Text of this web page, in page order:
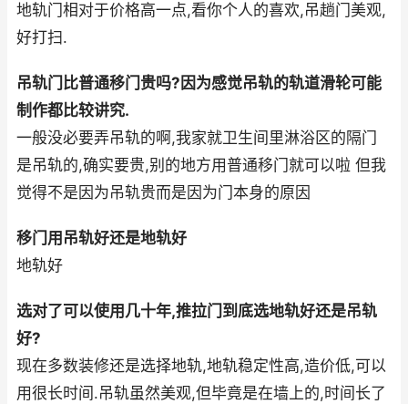
地轨门相对于价格高一点,看你个人的喜欢,吊趟门美观,
好打扫.
吊轨门比普通移门贵吗?因为感觉吊轨的轨道滑轮可能
制作都比较讲究.
一般没必要弄吊轨的啊,我家就卫生间里淋浴区的隔门
是吊轨的,确实要贵,别的地方用普通移门就可以啦 但我
觉得不是因为吊轨贵而是因为门本身的原因
移门用吊轨好还是地轨好
地轨好
选对了可以使用几十年,推拉门到底选地轨好还是吊轨
好?
现在多数装修还是选择地轨,地轨稳定性高,造价低,可以
用很长时间.吊轨虽然美观,但毕竟是在墙上的,时间长了